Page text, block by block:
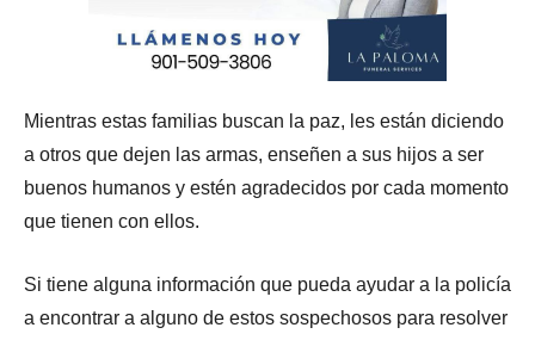
Mientras estas familias buscan la paz, les están diciendo
a otros que dejen las armas, enseñen a sus hijos a ser
buenos humanos y estén agradecidos por cada momento
que tienen con ellos.
Si tiene alguna información que pueda ayudar a la policía
a encontrar a alguno de estos sospechosos para resolver